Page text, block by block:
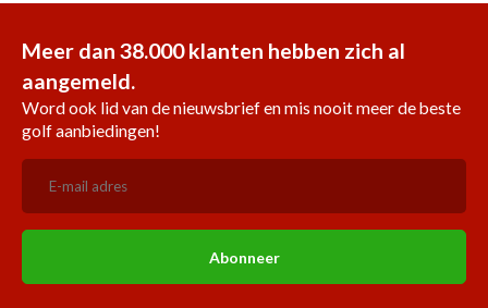
Meer dan 38.000 klanten hebben zich al
aangemeld.
Word ook lid van de nieuwsbrief en mis nooit meer de beste
golf aanbiedingen!
Abonneer